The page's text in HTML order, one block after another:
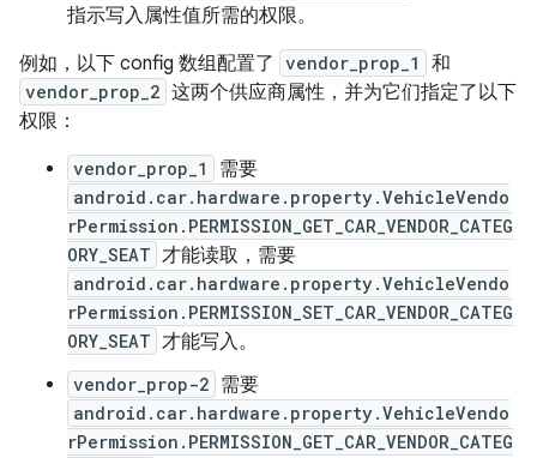
指示写入属性值所需的权限。
例如，以下 config 数组配置了 vendor_prop_1 和
vendor_prop_2 这两个供应商属性，并为它们指定了以下
权限：
vendor_prop_1 需要
android.car.hardware.property.VehicleVendo
rPermission.PERMISSION_GET_CAR_VENDOR_CATEG
ORY_SEAT 才能读取，需要
android.car.hardware.property.VehicleVendo
rPermission.PERMISSION_SET_CAR_VENDOR_CATEG
ORY_SEAT 才能写入。
vendor_prop-2 需要
android.car.hardware.property.VehicleVendo
rPermission.PERMISSION_GET_CAR_VENDOR_CATEG